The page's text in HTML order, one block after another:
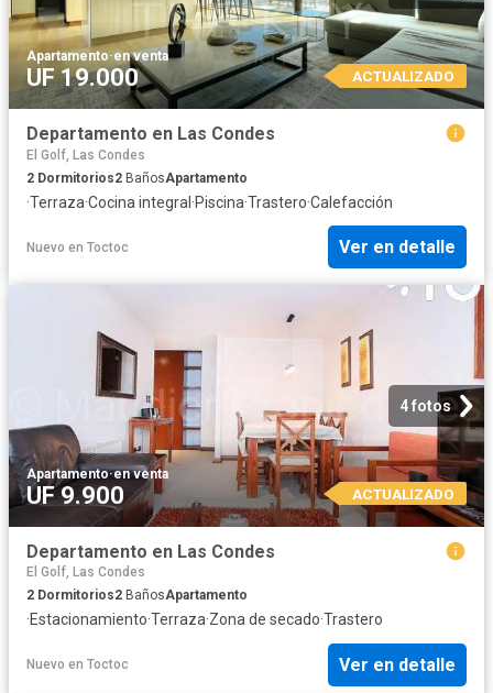
Apartamento·en venta
UF 19.000 ACTUALIZADO
Departamento en Las Condes
El Golf, Las Condes
2 Dormitorios2 BañosApartamento
·Terraza·Cocina integral ·Piscina·Trastero·Calefacción
Nuevo en Toctoc Ver en detalle
4 fotos
Apartamento·en venta
UF 9.900 ACTUALIZADO
Departamento en Las Condes
El Golf, Las Condes
2 Dormitorios2 BañosApartamento
·Estacionamiento·Terraza·Zona de secado·Trastero
Nuevo en Toctoc Ver en detalle